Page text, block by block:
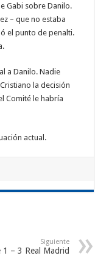
Gabi sobre Danilo.
– que no estaba
el punto de penalti.
a Danilo. Nadie
la decisión
Comité le habría
actual.
Siguiente
1 – 3 Real Madrid